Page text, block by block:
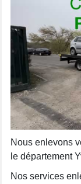
Nous enlevons
le département
Nos services